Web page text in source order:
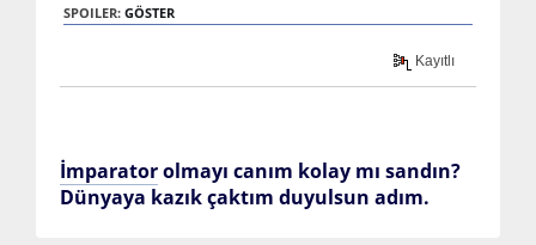
SPOILER: GÖSTER
Kayıtlı
İmparatorolmayı canım kolay mı sandın?
Dünyaya kazık çaktım duyulsun adım.